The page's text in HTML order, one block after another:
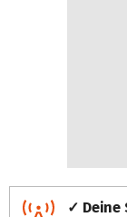
✓ Deine